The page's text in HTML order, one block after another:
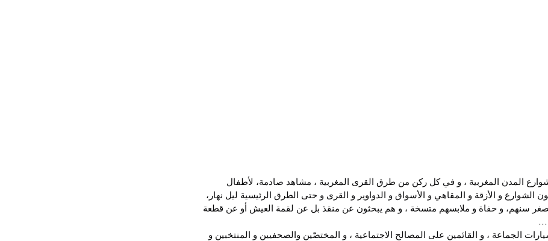
المدن المغربية ، و في كل ركن من طرق القرى المغربية ، مشاهد صادمة، لأطفال
الشوارع و الأزقة و المقاهي و الأسواق و الدواوير و القرى و حتى الطرق الرئيسية ليل نهار،
سنهم، و حفاة و ملابسهم متسخة ، و هم يبحثون عن منقذ بل عن لقمة العيش أو عن قطعة
…
الجماعة ، و القائمين على المصالح الاجتماعية ، و المختصّين والصحفيين و المنتخبين و